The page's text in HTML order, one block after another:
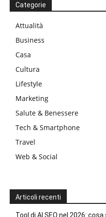
Categorie
Attualità
Business
Casa
Cultura
Lifestyle
Marketing
Salute & Benessere
Tech & Smartphone
Travel
Web & Social
Articoli recenti
Tool di AI SEO nel 2026: